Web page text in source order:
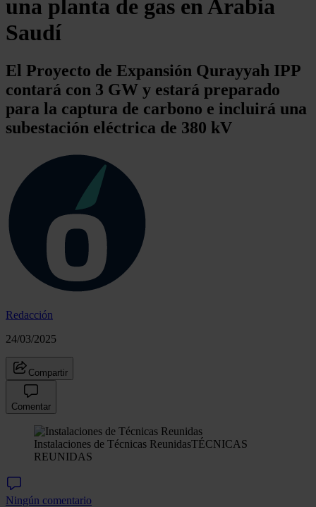
una planta de gas en Arabia
Saudí
El Proyecto de Expansión Qurayyah IPP
contará con 3 GW y estará preparado
para la captura de carbono e incluirá una
subestación eléctrica de 380 kV
Redacción
24/03/2025
Compartir
Comentar
Instalaciones de Técnicas ReunidasTÉCNICAS
REUNIDAS
Ningún comentario